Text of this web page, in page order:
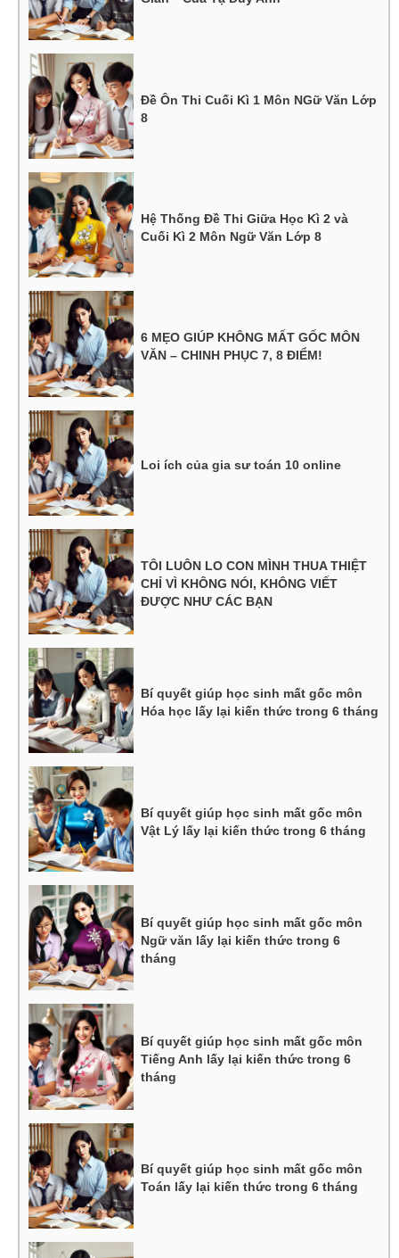
Đề Ôn Thi Cuối Kì 1 Môn NGữ Văn Lớp
8
Hệ Thống Đề Thi Giữa Học Kì 2 và
Cuối Kì 2 Môn Ngữ Văn Lớp 8
6 MẸO GIÚP KHÔNG MẤT GỐC MÔN
VĂN – CHINH PHỤC 7, 8 ĐIỂM!
Loi ích của gia sư toán 10 online
TÔI LUÔN LO CON MÌNH THUA THIỆT
CHỈ VÌ KHÔNG NÓI, KHÔNG VIẾT
ĐƯỢC NHƯ CÁC BẠN
Bí quyết giúp học sinh mất gốc môn
Hóa học lấy lại kiến thức trong 6 tháng
Bí quyết giúp học sinh mất gốc môn
Vật Lý lấy lại kiến thức trong 6 tháng
Bí quyết giúp học sinh mất gốc môn
Ngữ văn lấy lại kiến thức trong 6
tháng
Bí quyết giúp học sinh mất gốc môn
Tiếng Anh lấy lại kiến thức trong 6
tháng
Bí quyết giúp học sinh mất gốc môn
Toán lấy lại kiến thức trong 6 tháng